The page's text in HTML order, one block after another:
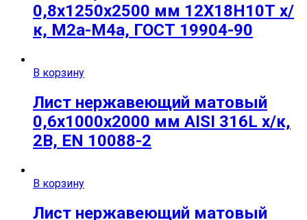
0,8х1250х2500 мм 12Х18Н10Т х/
к, М2а-М4а, ГОСТ 19904-90
В корзину
Лист нержавеющий матовый
0,6х1000х2000 мм AISI 316L х/к,
2B, EN 10088-2
В корзину
Лист нержавеющий матовый